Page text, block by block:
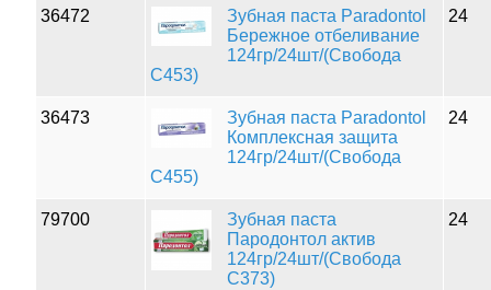
36472
Зубная паста Paradontol
Бережное отбеливание
124гр/24шт/(Свобода
С453)
24
36473
Зубная паста Paradontol
Комплексная защита
124гр/24шт/(Свобода
С455)
24
79700
Зубная паста
Пародонтол актив
124гр/24шт/(Свобода
С373)
24